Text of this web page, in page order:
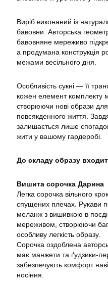
Виріб виконаний із
бавовни. Авторська
бавовняне мереживо
а продумана конструкція
межами весільного дня.
Особливість сукні — її
кожен елемент комплекту
створюючи нові образи
повсякденного життя.
залишається лише
жити у вашому гардеробі.
До складу образу
Вишита сорочка Дарина
Легка сорочка вільного
спущених плечах. Рукави
меланж з вишивкою в
мереживом, створюючи
особливу легкість образу.
Сорочка оздоблена
має манжети та ґудзики-
забезпечують комфорт
носіння.